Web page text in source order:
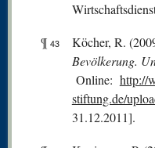
¶ 43 Köcher, R.
Bevölkerung.
Online: http://
stiftung.de/
31.12.2011].